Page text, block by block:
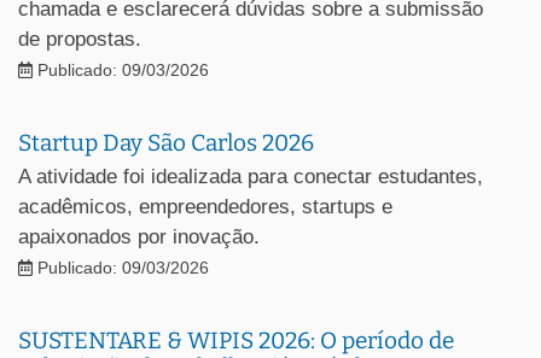
chamada e esclarecerá dúvidas sobre a submissão
de propostas.
Publicado: 09/03/2026
Startup Day São Carlos 2026
A atividade foi idealizada para conectar estudantes,
acadêmicos, empreendedores, startups e
apaixonados por inovação.
Publicado: 09/03/2026
SUSTENTARE & WIPIS 2026: O período de